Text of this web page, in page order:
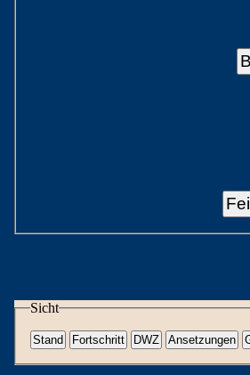
Sicht